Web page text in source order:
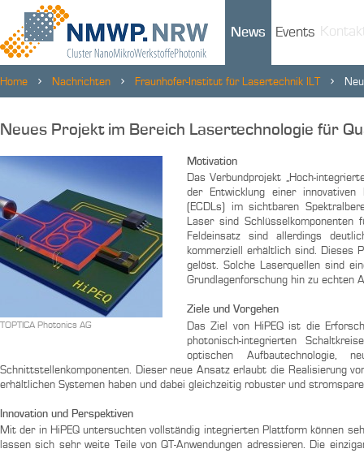
News Events
Home Nachrichten Fraunhofer-Institut für Lasertechnik ILT
Neues Projekt im Bereich Lasertechnologie für
TOPTICA Photonics AG
Motivation
Das Verbundprojekt „Hoch-
der Entwicklung einer
(ECDLs) im sichtbaren
Laser sind
Feldeinsatz sind allerdings
kommerziell erhältlich sind. Dieses
gelöst. Solche Laserquellen sind
Grundlagenforschung hin zu echten
Ziele und Vorgehen
Das Ziel von HiPEQ ist die
photonisch-integrierten
optischen Aufbautechnologie,
Schnittstellenkomponenten. Dieser neue Ansatz erlaubt die Realisierung
erhältlichen Systemen haben und dabei gleichzeitig robuster und
Innovation und Perspektiven
Mit der in HiPEQ untersuchten vollständig integrierten Plattform können
lassen sich sehr weite Teile von QT-Anwendungen adressieren. Die